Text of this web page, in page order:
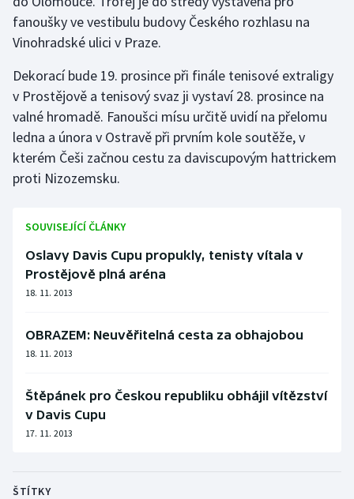
Plavání
Plážový volejbal
Ragby
Rychlobruslení
Rychlostní kanoistika
Stolní tenis
Veslování
Vodní slalom
Volejbal
fanoušky ve vestibulu budovy Českého rozhlasu na
Vinohradské ulici v Praze.
Dekorací bude 19. prosince při finále tenisové extraligy
v Prostějově a tenisový svaz ji vystaví 28. prosince na
valné hromadě. Fanoušci mísu určitě uvidí na přelomu
ledna a února v Ostravě při prvním kole soutěže, v
kterém Češi začnou cestu za daviscupovým hattrickem
proti Nizozemsku.
SOUVISEJÍCÍ ČLÁNKY
Oslavy Davis Cupu propukly, tenisty vítala v
Prostějově plná aréna
18. 11. 2013
OBRAZEM: Neuvěřitelná cesta za obhajobou
18. 11. 2013
Štěpánek pro Českou republiku obhájil vítězství
v Davis Cupu
17. 11. 2013
ŠTÍTKY